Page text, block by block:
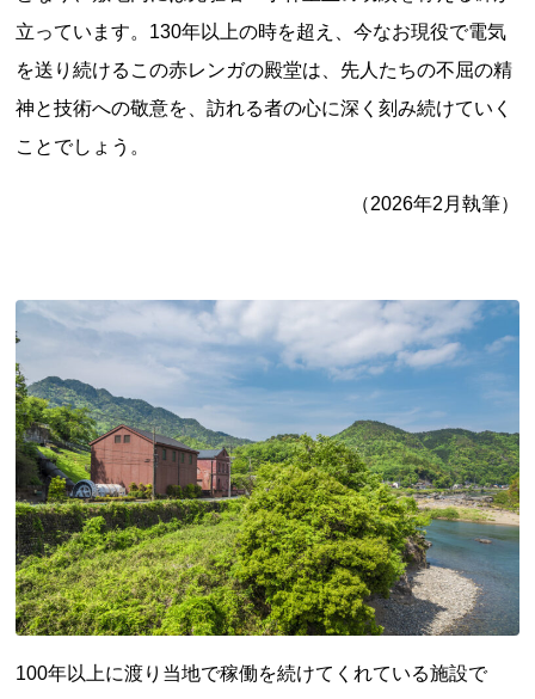
立っています。130年以上の時を超え、今なお現役で電気
を送り続けるこの赤レンガの殿堂は、先人たちの不屈の精
神と技術への敬意を、訪れる者の心に深く刻み続けていく
ことでしょう。
（2026年2月執筆）
100年以上に渡り当地で稼働を続けてくれている施設で